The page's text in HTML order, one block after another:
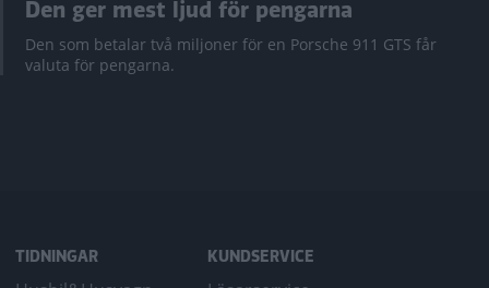
Den ger mest ljud för pengarna
Den som betalar två miljoner för en Porsche 911 GTS får
valuta för pengarna.
TIDNINGAR KUNDSERVICE